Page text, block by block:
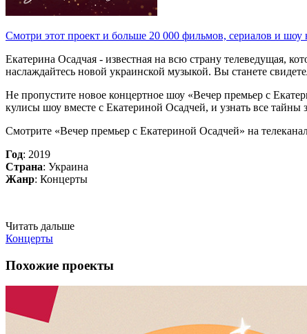
Смотри этот проект и больше 20 000 фильмов, сериалов и шоу
Екатерина Осадчая - известная на всю страну телеведущая,
наслаждайтесь новой украинской музыкой. Вы станете
Не пропустите новое концертное шоу «Вечер премьер с
кулисы шоу вместе с Екатериной Осадчей, и узнать все тайны
Смотрите «Вечер премьер с Екатериной Осадчей» на
Год: 2019
Страна: Украина
Жанр: Концерты
Читать дальше
Концерты
Похожие проекты